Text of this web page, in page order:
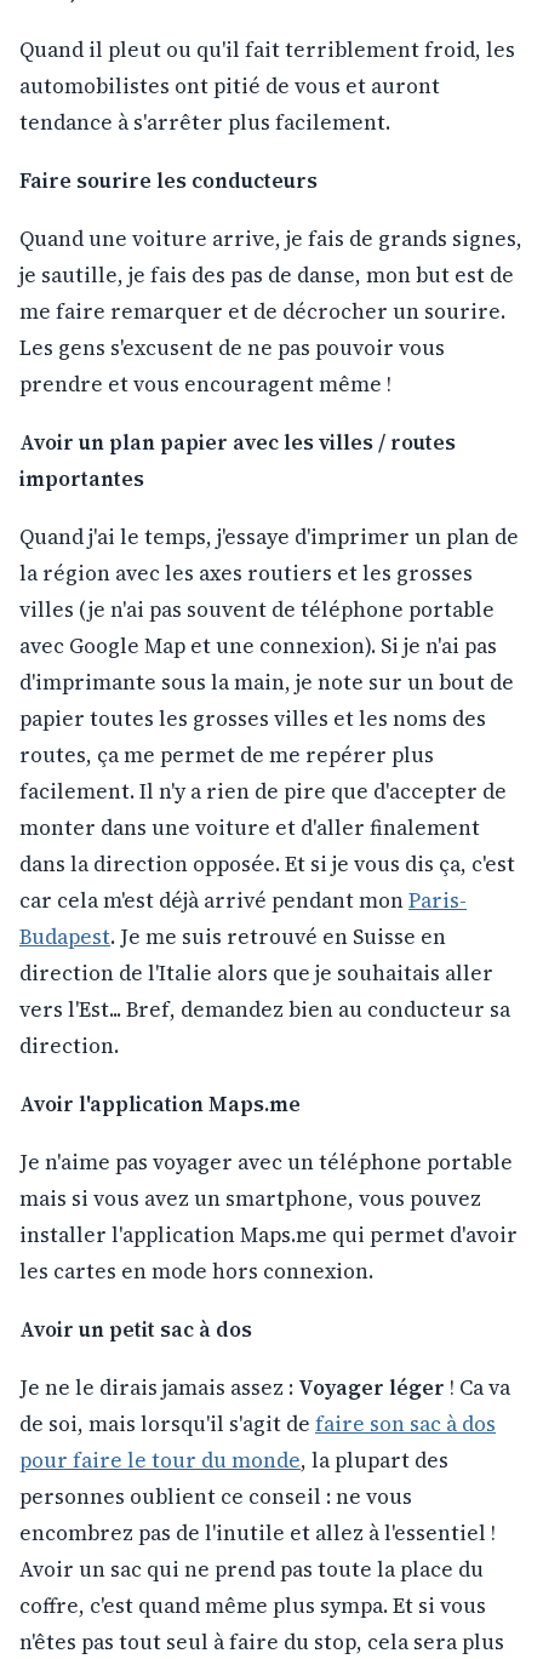
Quand il pleut ou qu'il fait terriblement froid, les
automobilistes ont pitié de vous et auront
tendance à s'arrêter plus facilement.
Faire sourire les conducteurs
Quand une voiture arrive, je fais de grands signes,
je sautille, je fais des pas de danse, mon but est de
me faire remarquer et de décrocher un sourire.
Les gens s'excusent de ne pas pouvoir vous
prendre et vous encouragent même !
Avoir un plan papier avec les villes / routes
importantes
Quand j'ai le temps, j'essaye d'imprimer un plan de
la région avec les axes routiers et les grosses
villes (je n'ai pas souvent de téléphone portable
avec Google Map et une connexion). Si je n'ai pas
d'imprimante sous la main, je note sur un bout de
papier toutes les grosses villes et les noms des
routes, ça me permet de me repérer plus
facilement. Il n'y a rien de pire que d'accepter de
monter dans une voiture et d'aller finalement
dans la direction opposée. Et si je vous dis ça, c'est
car cela m'est déjà arrivé pendant monParis-
Budapest. Je me suis retrouvé en Suisse en
direction de l'Italie alors que je souhaitais aller
vers l'Est... Bref, demandez bien au conducteur sa
direction.
Avoir l'application Maps.me
Je n'aime pas voyager avec un téléphone portable
mais si vous avez un smartphone, vous pouvez
installer l'application Maps.me qui permet d'avoir
les cartes en mode hors connexion.
Avoir un petit sac à dos
Je ne le dirais jamais assez : Voyager léger ! Ca va
de soi, mais lorsqu'il s'agit de faire son sac à dos
pour faire le tour du monde, la plupart des
personnes oublient ce conseil : ne vous
encombrez pas de l'inutile et allez à l'essentiel !
Avoir un sac qui ne prend pas toute la place du
coffre, c'est quand même plus sympa. Et si vous
n'êtes pas tout seul à faire du stop, cela sera plus